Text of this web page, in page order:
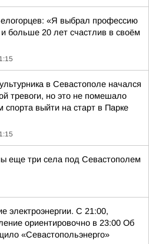
«Я выбрал профессию
и больше 20 лет счастлив в своём
в Севастополе начался
тревоги, но это не помешало
спорта выйти на старт в Парке
еще три села под Севастополем
электроэнергии. С 21:00,
ориентировочно в 23:00 Об
«Севастопольэнерго»